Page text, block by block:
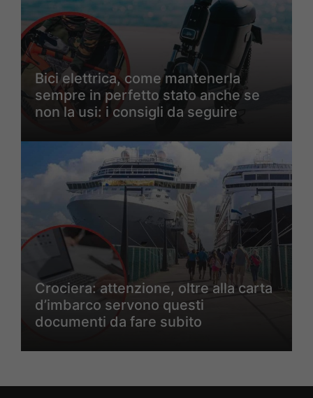
Bici elettrica, come mantenerla
sempre in perfetto stato anche se
non la usi: i consigli da seguire
Crociera: attenzione, oltre alla carta
d’imbarco servono questi
documenti da fare subito